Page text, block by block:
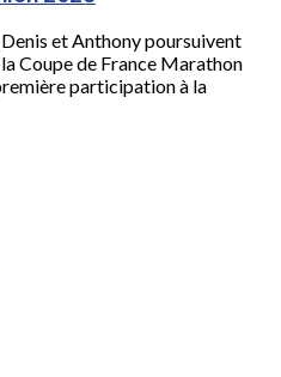
et Anthony poursuivent
Coupe de France Marathon
participation à la